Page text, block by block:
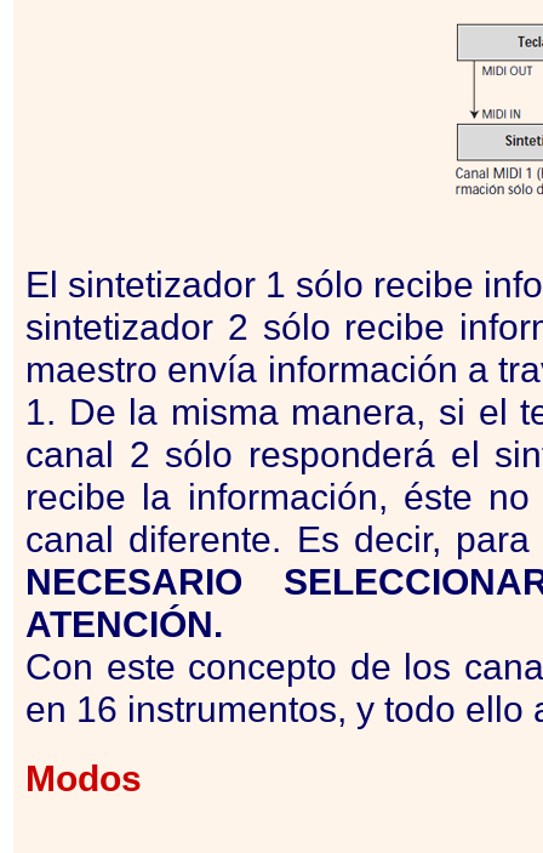
El sintetizador 1 sólo recibe
sintetizador 2 sólo recibe
maestro envía información a
1. De la misma manera, si el
canal 2 sólo responderá el
recibe la información, éste
canal diferente. Es decir,
NECESARIO SELECCION
ATENCIÓN.
Con este concepto de los
en 16 instrumentos, y todo
Modos